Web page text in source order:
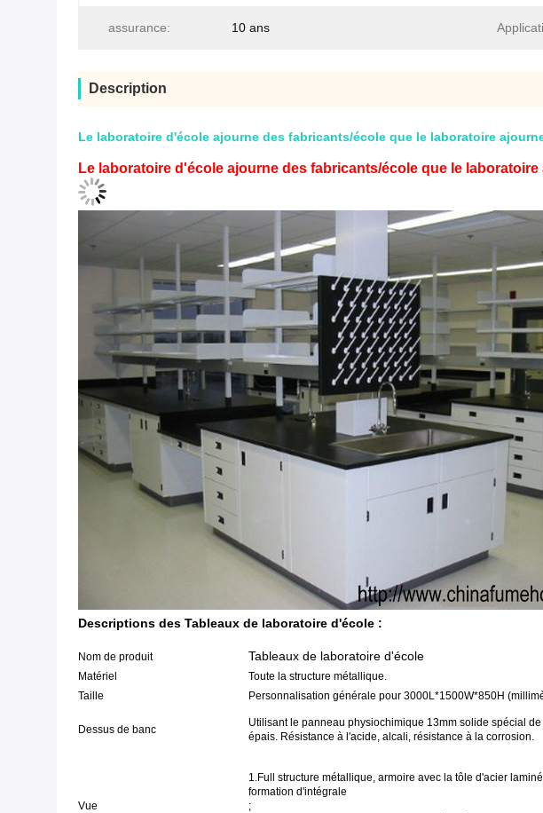
assurance: 10 ans
Description
Le laboratoire d'école ajourne des fabricants/école que le laboratoire
Le laboratoire d'école ajourne des fabricants/école que le
Descriptions des Tableaux de laboratoire d'école :
Nom de produit Tableaux de laboratoire d'école
Matériel
Toute la structure métallique.
Taille
Personnalisation générale pour 3000L*1500W*850H
Dessus de banc
Utilisant le panneau physiochimique 13mm solide spécial
épais. Résistance à l'acide, alcali, résistance à la corrosion.
Vue
1.Full structure métallique, armoire avec la tôle d'acier
formation d'intégrale